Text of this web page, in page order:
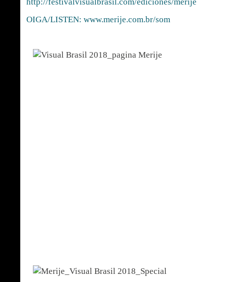
OIGA/LISTEN: www.merije.com.br/som